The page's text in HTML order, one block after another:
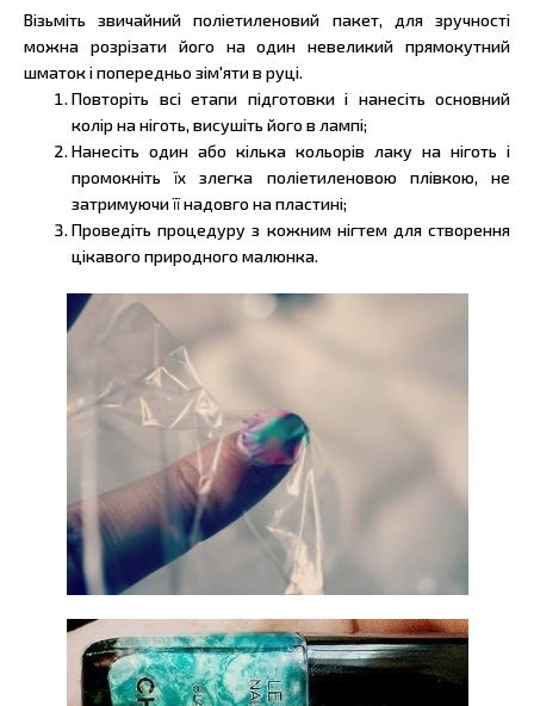
Візьміть звичайний поліетиленовий пакет, для зручності
можна розрізати його на один невеликий прямокутний
шматок і попередньо зім'яти в руці.
Повторіть всі етапи підготовки і нанесіть основний
колір на ніготь, висушіть його в лампі;
Нанесіть один або кілька кольорів лаку на ніготь і
промокніть їх злегка поліетиленовою плівкою, не
затримуючи її надовго на пластині;
Проведіть процедуру з кожним нігтем для створення
цікавого природного малюнка.